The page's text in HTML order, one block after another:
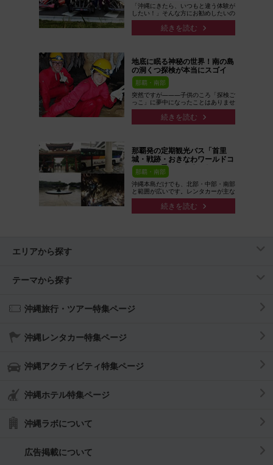
「沖縄にきたら、いつもと違う体験が
したい！」そんな方にお勧めしたいの
が、この写真のゴーカートです。ゴー
カートという時点ですでに非...
続きを読む
地底に眠る神秘の世界！南の島
の洞くつ探検が本当にスゴイ
那覇・南部
突然ですが―――子供のころ「探検ご
っこ」に夢中になったことはありませ
んか？行ったことのない場所、初めて
みる景色。少し不安で、でもそれ...
続きを読む
那覇発の定期観光バス「首里
城・戦跡・おきなわワールドコ
ース」に乗ってきました！
那覇・南部
沖縄本島だけでも、北部・中部・南部
と範囲が広いです。レンタカーが主な
移動手段ですが、土地勘が無い場所を
運転するのは少し抵抗...
続きを読む
エリアから探す
テーマから探す
沖縄旅行・ツアー特集ページ
沖縄レンタカー特集ページ
沖縄アクティビティ特集ページ
沖縄ホテル特集ページ
沖縄ラボについて
広告掲載について